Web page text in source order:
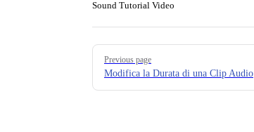
Sound Tutorial Video
Pager
Previous page
Modifica la Durata di una Clip Audio